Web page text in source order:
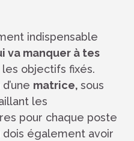
indispensable
va manquer à tes
objectifs fixés.
matrice,sous
les
pour chaque poste
également avoir